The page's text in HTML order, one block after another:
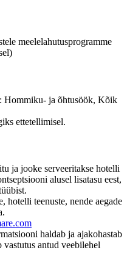
meelelahutusprogramme
Hommiku- ja õhtusöök, Kõik
ettetellimisel.
ja jooke serveeritakse hotelli
alusel lisatasu eest,
hotelli teenuste, nende aegade
haldab ja ajakohastab
antud veebilehel